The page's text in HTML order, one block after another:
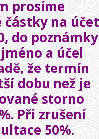
prosíme
částky na účet
do poznámky
a účel
že termín
dobu než je
storno
. Při zrušení
50%.